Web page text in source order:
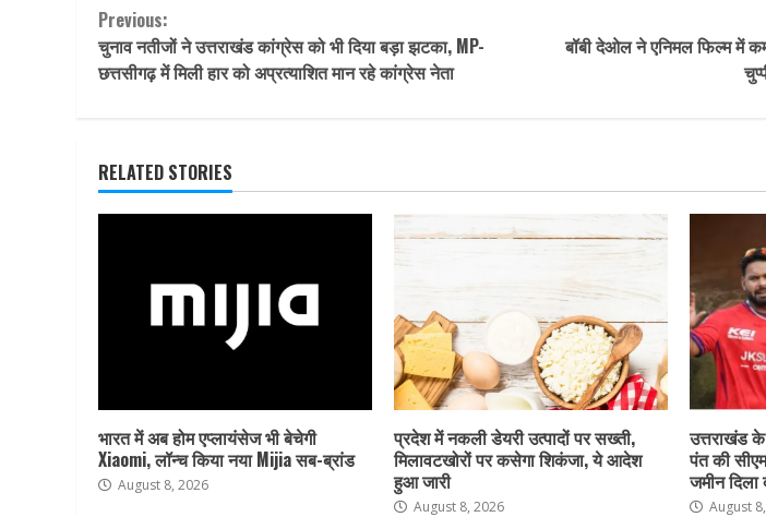
Continue
Reading
Previous:
चुनाव नतीजों ने उत्तराखंड कांग्रेस को भी दिया बड़ा झटका, MP-
छत्तसीगढ़ में मिली हार को अप्रत्याशित मान रहे कांग्रेस नेता
बॉबी देओल ने एनिमल फिल्म में
RELATED STORIES
भारत में अब होम एप्लायंसेज भी बेचेगी
Xiaomi, लॉन्च किया नया Mijia सब-ब्रांड
August 8, 2026
प्रदेश में नकली डेयरी उत्पादों पर सख्ती,
मिलावटखोरों पर कसेगा शिकंजा, ये आदेश
हुआ जारी
August 8, 2026
उत्तराखंड
पंत की
जमीन दिला
August